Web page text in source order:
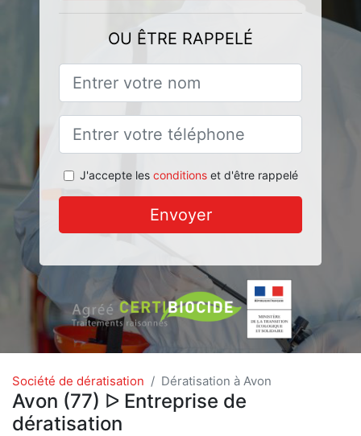
OU ÊTRE RAPPELÉ
J'accepte les conditionset d'être rappelé
Envoyer
Société de dératisation Dératisation à Avon
Avon (77) ᐅ Entreprise de
dératisation